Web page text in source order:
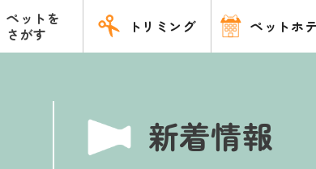
ペットを
さがす
トリミング ペットホ
新着情報